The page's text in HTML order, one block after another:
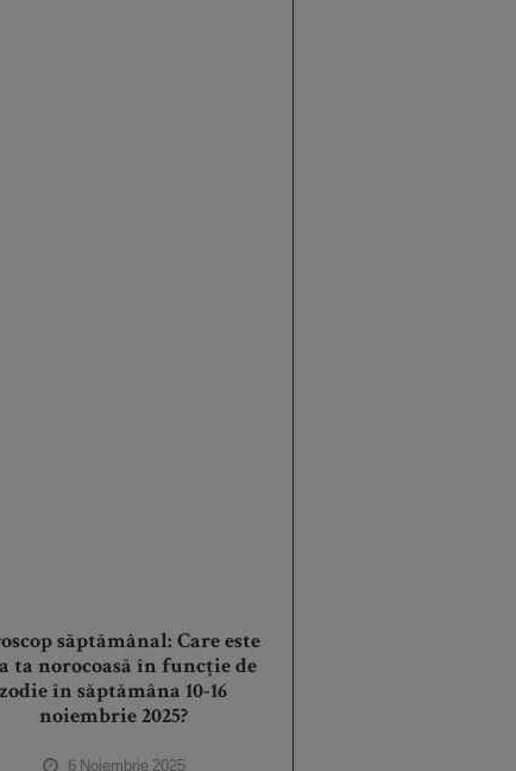
săptămânal: Care este
ta norocoasă în funcție de
zodie în săptămâna 10-16
noiembrie 2025?
6 Noiembrie 2025